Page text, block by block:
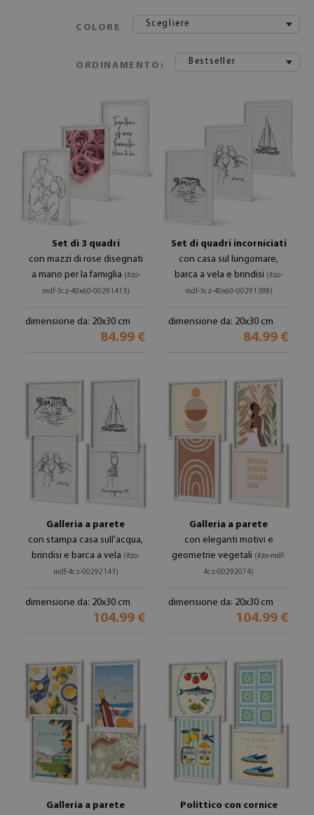
COLORE Scegliere
ORDINAMENTO: Bestseller
Set di 3 quadri
con mazzi di rose disegnati
a mano per la famiglia (#zo-
mdf-3cz-40x60-00291413)
dimensione da: 20x30 cm
84.99 €
Set di quadri incorniciati
con casa sul lungomare,
barca a vela e brindisi (#zo-
mdf-3cz-40x60-00291388)
dimensione da: 20x30 cm
84.99 €
Galleria a parete
con stampa casa sull'acqua,
brindisi e barca a vela (#zo-
mdf-4cz-00292143)
dimensione da: 20x30 cm
104.99 €
Galleria a parete
con eleganti motivi e
geometrie vegetali (#zo-mdf-
4cz-00292074)
dimensione da: 20x30 cm
104.99 €
Galleria a parete
Polittico con cornice